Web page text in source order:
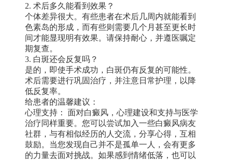
2. 术后多久能看到效果？
个体差异很大。有些患者在术后几周内就能看到
色素岛的形成，而有些则需要几个月甚至更长时
间才能显现明有效果。请保持耐心，并遵医嘱定
期复查。
3. 白斑还会反复吗？
是的，即使手术成功，白斑仍有反复的可能性。
术后需要进行巩固治疗，并注意日常护理，以降
低反复率。
给患者的温馨建议：
心理支持： 面对白癜风，心理建设和支持与医学
治疗同样重要。您可以尝试加入一些白癜风病友
社群，与有相似经历的人交流，分享心得，互相
鼓励。当您发现自己并不是孤单一人，会有更多
的力量去面对挑战。如果感到情绪低落，也可以